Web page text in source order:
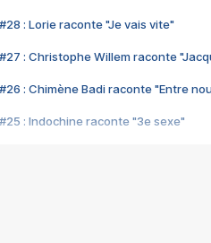
#28 : Lorie raconte "Je vais vite"
#27 : Christophe Willem raconte
#26 : Chimène Badi raconte "Entre
#25 : Indochine raconte "3e sexe"